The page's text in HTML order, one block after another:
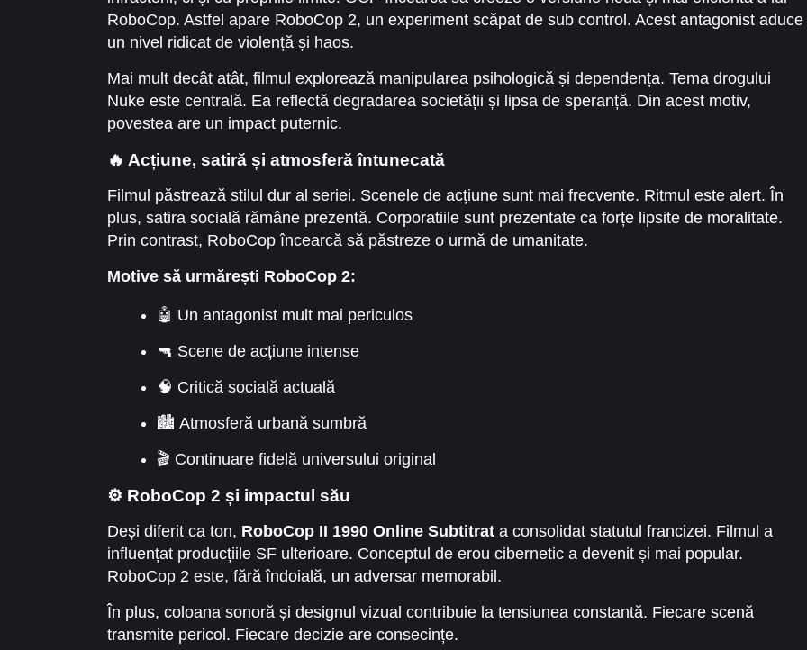
RoboCop. Astfel apare RoboCop 2, un experiment scăpat de sub control. Acest antagonist aduce
un nivel ridicat de violență și haos.
Mai mult decât atât, filmul explorează manipularea psihologică și dependența. Tema drogului
Nuke este centrală. Ea reflectă degradarea societății și lipsa de speranță. Din acest motiv,
povestea are un impact puternic.
🔥 Acțiune, satiră și atmosferă întunecată
Filmul păstrează stilul dur al seriei. Scenele de acțiune sunt mai frecvente. Ritmul este alert. În
plus, satira socială rămâne prezentă. Corporatiile sunt prezentate ca forțe lipsite de moralitate.
Prin contrast, RoboCop încearcă să păstreze o urmă de umanitate.
Motive să urmărești RoboCop 2:
🤖 Un antagonist mult mai periculos
🔫 Scene de acțiune intense
🧠 Critică socială actuală
🏙️ Atmosferă urbană sumbră
🎬 Continuare fidelă universului original
⚙️ RoboCop 2 și impactul său
Deși diferit ca ton, RoboCop II 1990 Online Subtitrat a consolidat statutul francizei. Filmul a
influențat producțiile SF ulterioare. Conceptul de erou cibernetic a devenit și mai popular.
RoboCop 2 este, fără îndoială, un adversar memorabil.
În plus, coloana sonoră și designul vizual contribuie la tensiunea constantă. Fiecare scenă
transmite pericol. Fiecare decizie are consecințe.